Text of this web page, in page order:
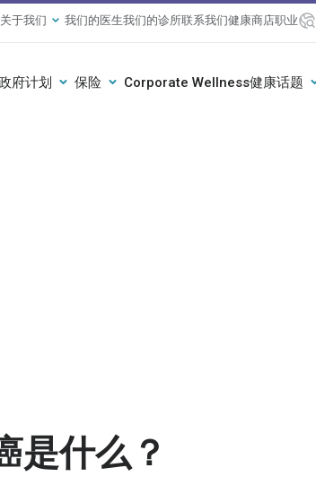
关于我们 我们的医生我们的诊所联系我们健康商店职业
府计划 保险 Corporate Wellness健康话题
是什么？